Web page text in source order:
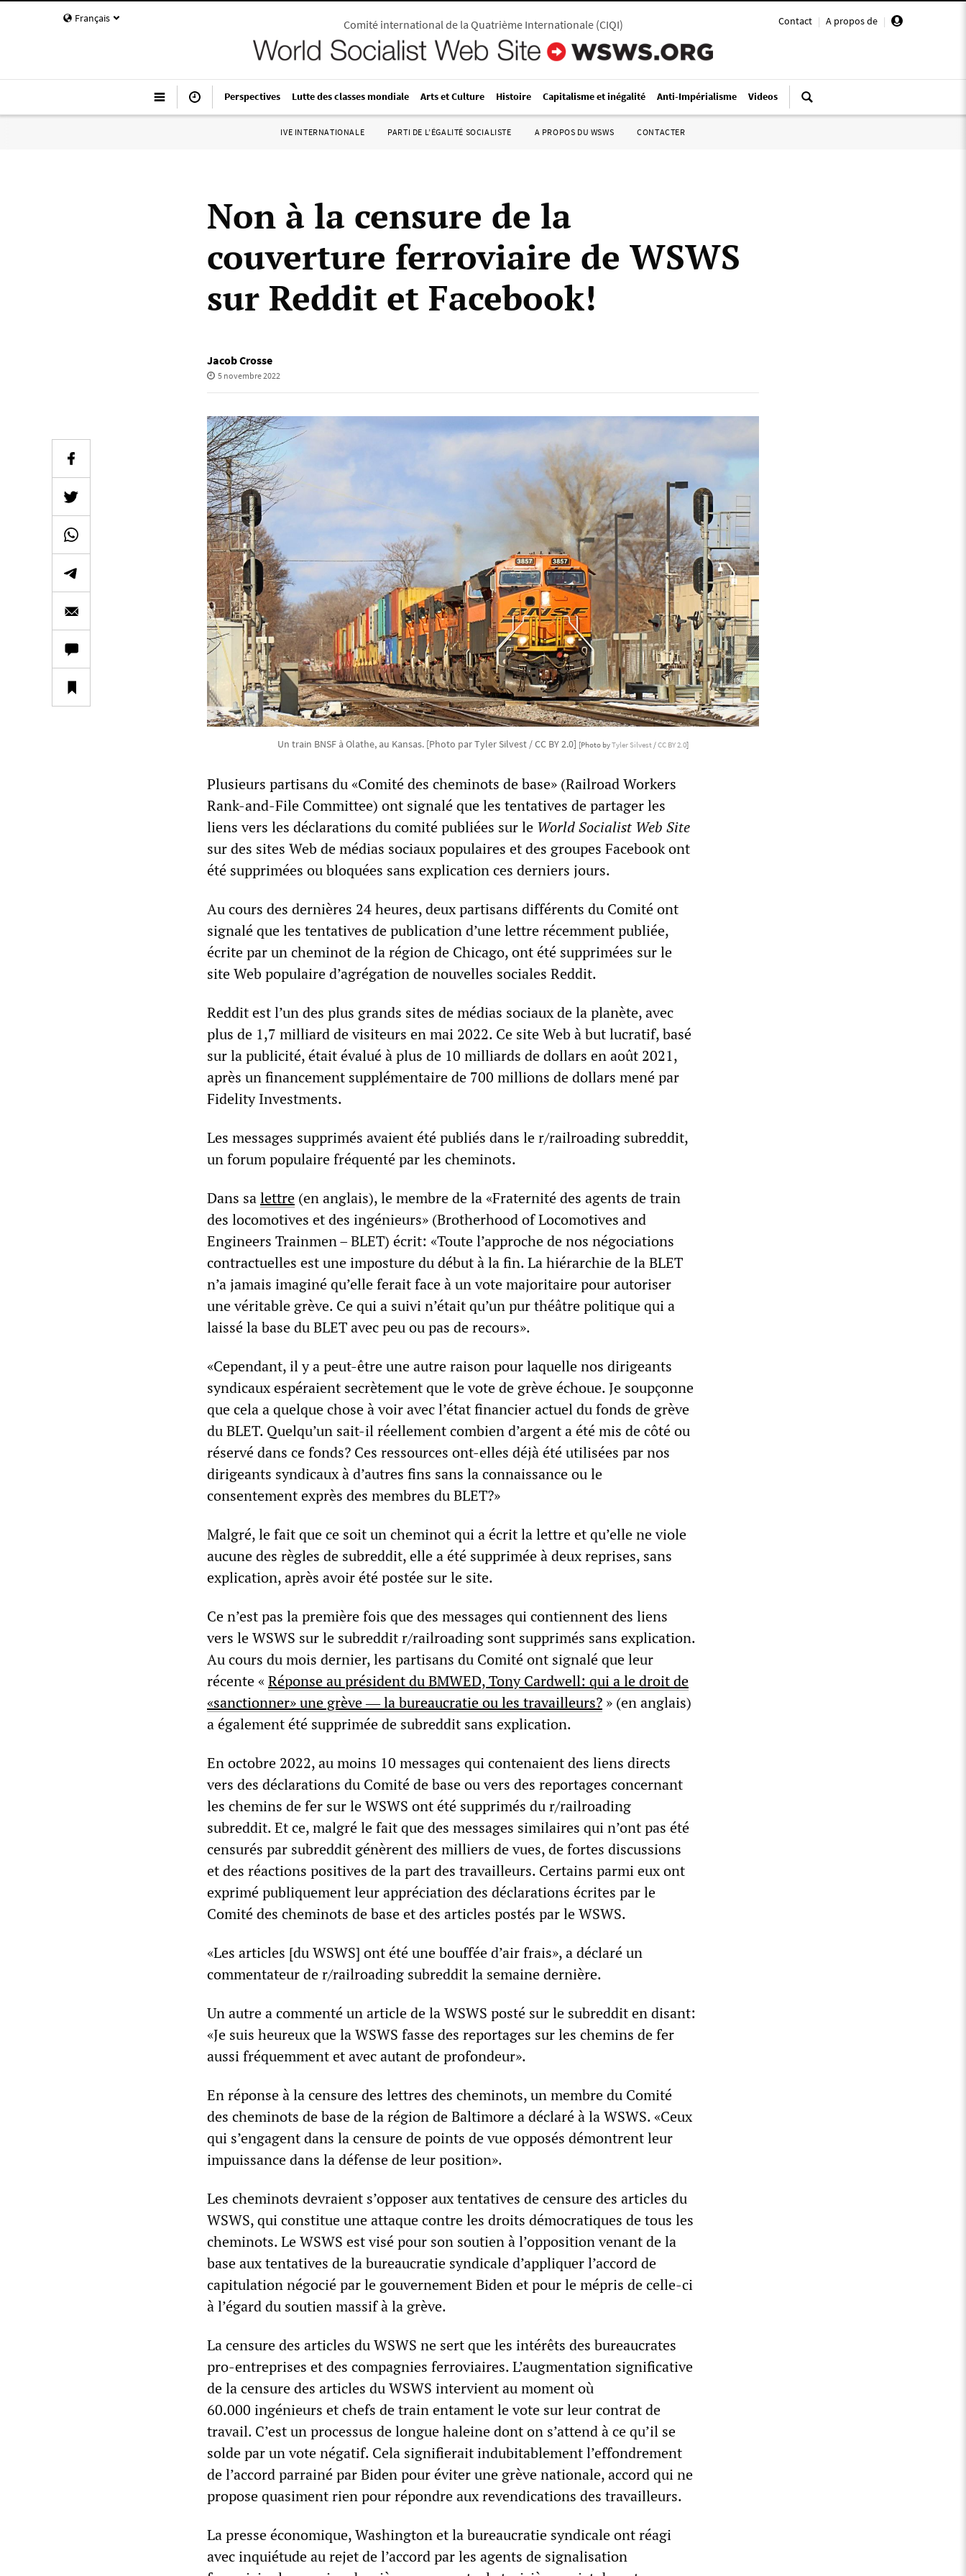
Français Contact | A propos de |
Comité international de la Quatrième Internationale(CIQI)
Perspectives Lutte des classes mondiale Arts et Culture Histoire Capitalisme et inégalité Anti-Impérialisme Videos
IVE INTERNATIONALE PARTI DE L’ÉGALITÉ SOCIALISTE A PROPOS DU WSWS CONTACTER
Non à la censure de la
couverture ferroviaire de WSWS
sur Reddit et Facebook!
Jacob Crosse
5 novembre 2022
Un train BNSF à Olathe, au Kansas. [Photo par Tyler Silvest / CC BY 2.0] [Photo byTyler Silvest/CC BY 2.0]
Plusieurs partisans du «Comité des cheminots de base» (Railroad Workers
Rank-and-File Committee) ont signalé que les tentatives de partager les
liens vers les déclarations du comité publiées sur le World Socialist Web Site
sur des sites Web de médias sociaux populaires et des groupes Facebook ont
été supprimées ou bloquées sans explication ces derniers jours.
Au cours des dernières 24 heures, deux partisans différents du Comité ont
signalé que les tentatives de publication d’une lettre récemment publiée,
écrite par un cheminot de la région de Chicago, ont été supprimées sur le
site Web populaire d’agrégation de nouvelles sociales Reddit.
Reddit est l’un des plus grands sites de médias sociaux de la planète, avec
plus de 1,7 milliard de visiteurs en mai 2022. Ce site Web à but lucratif, basé
sur la publicité, était évalué à plus de 10 milliards de dollars en août 2021,
après un financement supplémentaire de 700 millions de dollars mené par
Fidelity Investments.
Les messages supprimés avaient été publiés dans le r/railroading subreddit,
un forum populaire fréquenté par les cheminots.
Dans salettre (en anglais), le membre de la «Fraternité des agents de train
des locomotives et des ingénieurs» (Brotherhood of Locomotives and
Engineers Trainmen – BLET) écrit: «Toute l’approche de nos négociations
contractuelles est une imposture du début à la fin. La hiérarchie de la BLET
n’a jamais imaginé qu’elle ferait face à un vote majoritaire pour autoriser
une véritable grève. Ce qui a suivi n’était qu’un pur théâtre politique qui a
laissé la base du BLET avec peu ou pas de recours».
«Cependant, il y a peut-être une autre raison pour laquelle nos dirigeants
syndicaux espéraient secrètement que le vote de grève échoue. Je soupçonne
que cela a quelque chose à voir avec l’état financier actuel du fonds de grève
du BLET. Quelqu’un sait-il réellement combien d’argent a été mis de côté ou
réservé dans ce fonds? Ces ressources ont-elles déjà été utilisées par nos
dirigeants syndicaux à d’autres fins sans la connaissance ou le
consentement exprès des membres du BLET?»
Malgré, le fait que ce soit un cheminot qui a écrit la lettre et qu’elle ne viole
aucune des règles de subreddit, elle a été supprimée à deux reprises, sans
explication, après avoir été postée sur le site.
Ce n’est pas la première fois que des messages qui contiennent des liens
vers le WSWS sur le subreddit r/railroading sont supprimés sans explication.
Au cours du mois dernier, les partisans du Comité ont signalé que leur
récente « Réponse au président du BMWED, Tony Cardwell: qui a le droit de
«sanctionner» une grève ― la bureaucratie ou les travailleurs? » (en anglais)
a également été supprimée de subreddit sans explication.
En octobre 2022, au moins 10 messages qui contenaient des liens directs
vers des déclarations du Comité de base ou vers des reportages concernant
les chemins de fer sur le WSWS ont été supprimés du r/railroading
subreddit. Et ce, malgré le fait que des messages similaires qui n’ont pas été
censurés par subreddit génèrent des milliers de vues, de fortes discussions
et des réactions positives de la part des travailleurs. Certains parmi eux ont
exprimé publiquement leur appréciation des déclarations écrites par le
Comité des cheminots de base et des articles postés par le WSWS.
«Les articles [du WSWS] ont été une bouffée d’air frais», a déclaré un
commentateur de r/railroading subreddit la semaine dernière.
Un autre a commenté un article de la WSWS posté sur le subreddit en disant:
«Je suis heureux que la WSWS fasse des reportages sur les chemins de fer
aussi fréquemment et avec autant de profondeur».
En réponse à la censure des lettres des cheminots, un membre du Comité
des cheminots de base de la région de Baltimore a déclaré à la WSWS. «Ceux
qui s’engagent dans la censure de points de vue opposés démontrent leur
impuissance dans la défense de leur position».
Les cheminots devraient s’opposer aux tentatives de censure des articles du
WSWS, qui constitue une attaque contre les droits démocratiques de tous les
cheminots. Le WSWS est visé pour son soutien à l’opposition venant de la
base aux tentatives de la bureaucratie syndicale d’appliquer l’accord de
capitulation négocié par le gouvernement Biden et pour le mépris de celle-ci
à l’égard du soutien massif à la grève.
La censure des articles du WSWS ne sert que les intérêts des bureaucrates
pro-entreprises et des compagnies ferroviaires. L’augmentation significative
de la censure des articles du WSWS intervient au moment où
60.000 ingénieurs et chefs de train entament le vote sur leur contrat de
travail. C’est un processus de longue haleine dont on s’attend à ce qu’il se
solde par un vote négatif. Cela signifierait indubitablement l’effondrement
de l’accord parrainé par Biden pour éviter une grève nationale, accord qui ne
propose quasiment rien pour répondre aux revendications des travailleurs.
La presse économique, Washington et la bureaucratie syndicale ont réagi
avec inquiétude au rejet de l’accord par les agents de signalisation